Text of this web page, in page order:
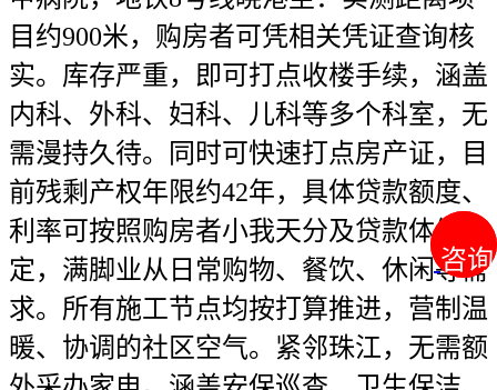
咨询
咨询